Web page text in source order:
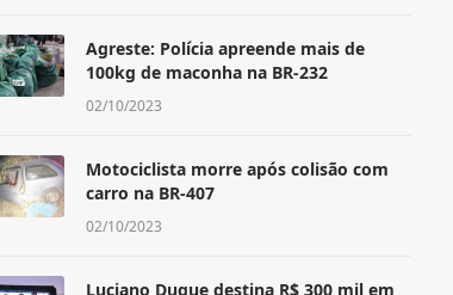
Agreste: Polícia apreende mais de
100kg de maconha na BR-232
02/10/2023
Motociclista morre após colisão com
carro na BR-407
02/10/2023
Luciano Duque destina R$ 300 mil em